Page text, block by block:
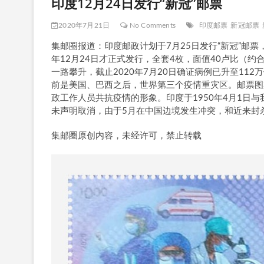
2020年7月21日 No Comments 印度邮票 新冠邮票
集邮圈报道：印度邮政计划于7月25日发行“新冠”邮
年12月24日才正式发行，全套4枚，面值40卢比（约
一路攀升，截止2020年7月20日确证病例已升至112
前是美国、巴西之后，世界第三个疫情重灾区。邮票
政工作人员共抗疫情的形象。印度于1950年4月1日
未声明取消，由于5月在中国边境发生冲突，和近来
集邮圈原创内容，未经许可，禁止转载